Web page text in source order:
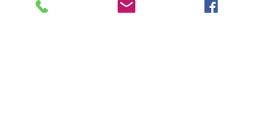
também brinca que muitos dos